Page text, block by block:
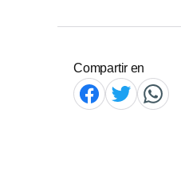
Compartir en